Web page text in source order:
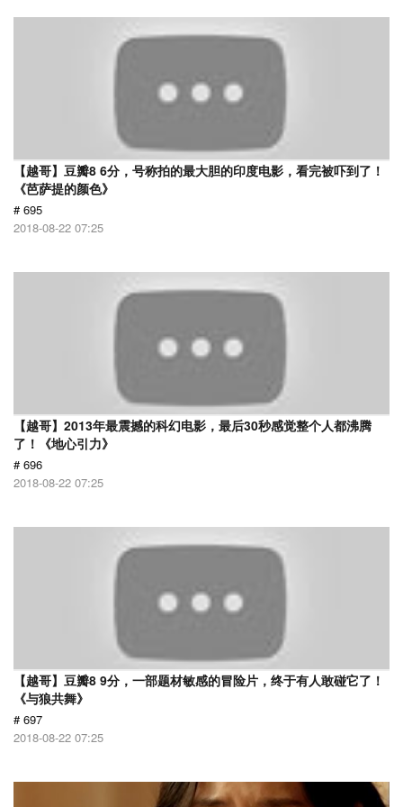
【越哥】豆瓣8 6分，号称拍的最大胆的印度电影，看完被吓到了！
《芭萨提的颜色》
# 695
2018-08-22 07:25
【越哥】2013年最震撼的科幻电影，最后30秒感觉整个人都沸腾
了！《地心引力》
# 696
2018-08-22 07:25
【越哥】豆瓣8 9分，一部题材敏感的冒险片，终于有人敢碰它了！
《与狼共舞》
# 697
2018-08-22 07:25